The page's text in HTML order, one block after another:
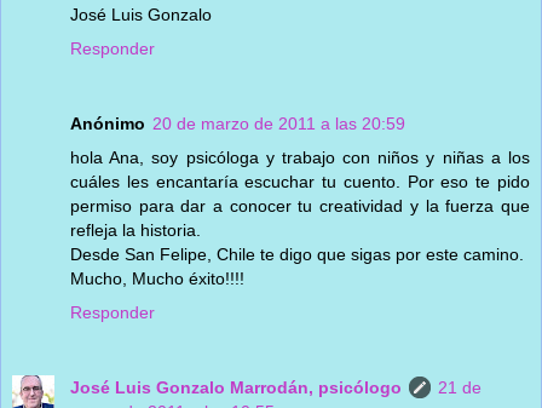
José Luis Gonzalo
Responder
Anónimo 20 de marzo de 2011 a las 20:59
hola Ana, soy psicóloga y trabajo con niños y niñas a los
cuáles les encantaría escuchar tu cuento. Por eso te pido
permiso para dar a conocer tu creatividad y la fuerza que
refleja la historia.
Desde San Felipe, Chile te digo que sigas por este camino.
Mucho, Mucho éxito!!!!
Responder
José Luis Gonzalo Marrodán, psicólogo
21 de